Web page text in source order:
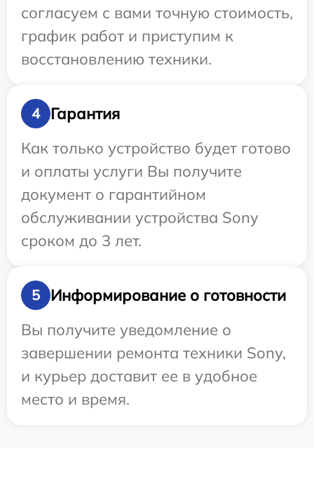
согласуем с вами точную стоимость,
график работ и приступим к
восстановлению техники.
4
Гарантия
Как только устройство будет готово
и оплаты услуги Вы получите
документ о гарантийном
обслуживании устройства Sony
сроком до 3 лет.
5
Информирование о готовности
Вы получите уведомление о
завершении ремонта техники Sony,
и курьер доставит ее в удобное
место и время.